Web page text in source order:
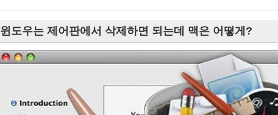
윈도우는 제어판에서 삭제하면 되는데 맥은 어떻게?